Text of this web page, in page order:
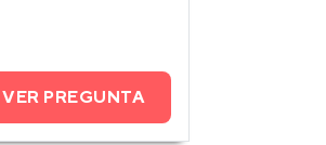
VER PREGUNTA